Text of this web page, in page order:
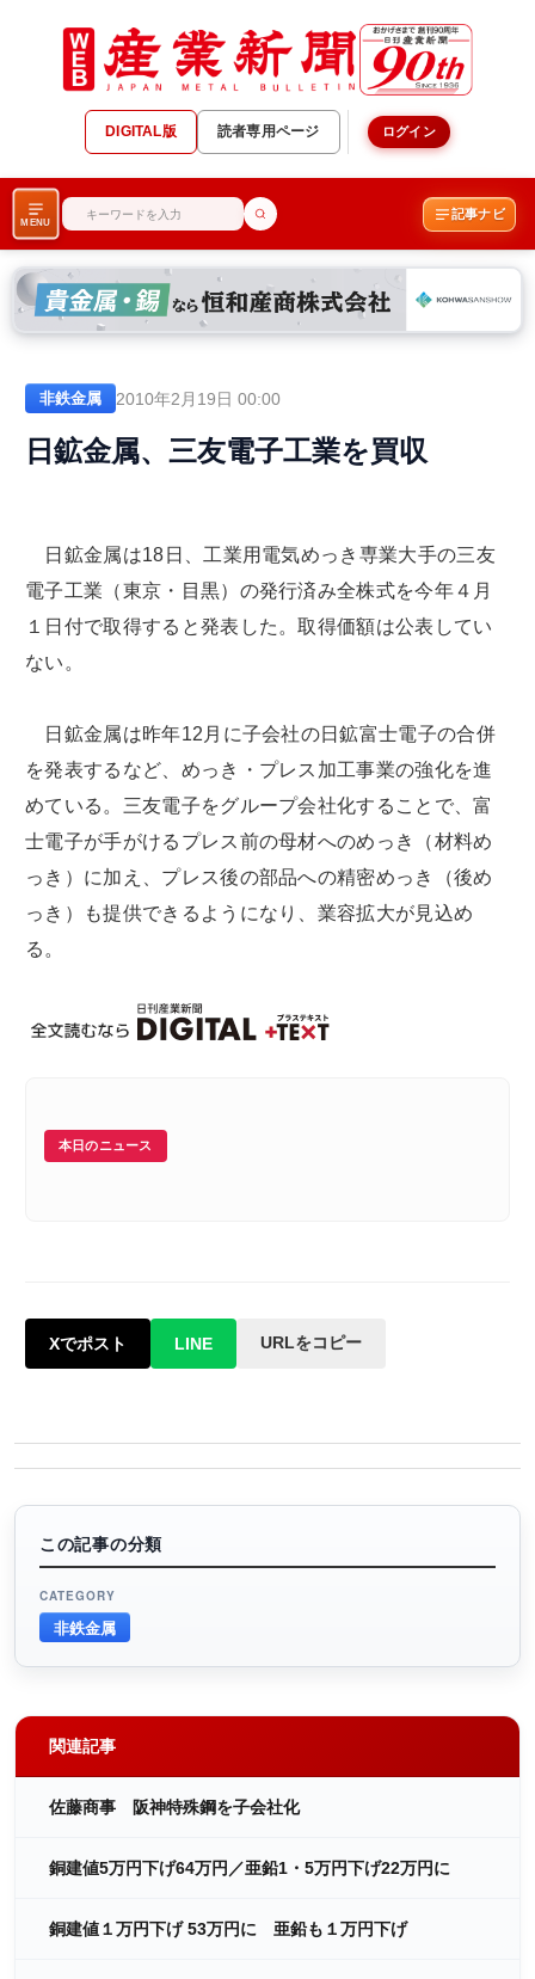
DIGITAL版 読者専用ページ ログイン
MENU
記事ナビ
非鉄金属 2010年2月19日 00:00
日鉱金属、三友電子工業を買収
日鉱金属は18日、工業用電気めっき専業大手の三友
電子工業（東京・目黒）の発行済み全株式を今年４月
１日付で取得すると発表した。取得価額は公表してい
ない。
日鉱金属は昨年12月に子会社の日鉱富士電子の合併
を発表するなど、めっき・プレス加工事業の強化を進
めている。三友電子をグループ会社化することで、富
士電子が手がけるプレス前の母材へのめっき（材料め
っき）に加え、プレス後の部品への精密めっき（後め
っき）も提供できるようになり、業容拡大が見込め
る。
本日のニュース
Xでポスト LINE URLをコピー
この記事の分類
CATEGORY
非鉄金属
関連記事
佐藤商事 阪神特殊鋼を子会社化
銅建値5万円下げ64万円／亜鉛1・5万円下げ22万円に
銅建値１万円下げ 53万円に 亜鉛も１万円下げ